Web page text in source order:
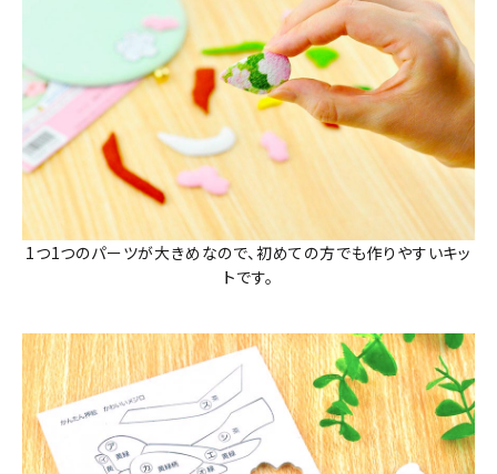
1つ1つのパーツが大きめなので、初めての方でも作りやすいキッ
トです。